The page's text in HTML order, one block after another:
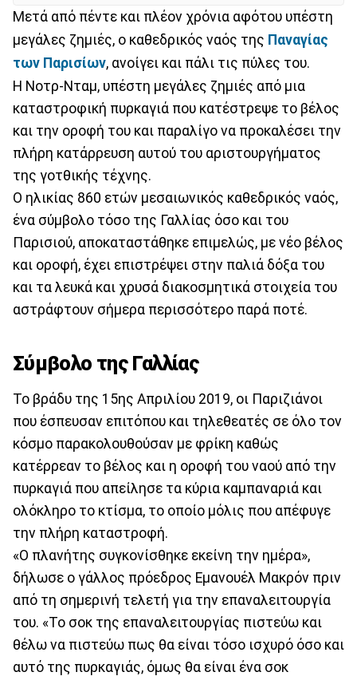
Μετά από πέντε και πλέον χρόνια αφότου υπέστη
μεγάλες ζημιές, ο καθεδρικός ναός της Παναγίας
των Παρισίων, ανοίγει και πάλι τις πύλες του.
Η Νοτρ-Νταμ, υπέστη μεγάλες ζημιές από μια
καταστροφική πυρκαγιά που κατέστρεψε το βέλος
και την οροφή του και παραλίγο να προκαλέσει την
πλήρη κατάρρευση αυτού του αριστουργήματος
της γοτθικής τέχνης.
Ο ηλικίας 860 ετών μεσαιωνικός καθεδρικός ναός,
ένα σύμβολο τόσο της Γαλλίας όσο και του
Παρισιού, αποκαταστάθηκε επιμελώς, με νέο βέλος
και οροφή, έχει επιστρέψει στην παλιά δόξα του
και τα λευκά και χρυσά διακοσμητικά στοιχεία του
αστράφτουν σήμερα περισσότερο παρά ποτέ.
Σύμβολο της Γαλλίας
Το βράδυ της 15ης Απριλίου 2019, οι Παριζιάνοι
που έσπευσαν επιτόπου και τηλεθεατές σε όλο τον
κόσμο παρακολουθούσαν με φρίκη καθώς
κατέρρεαν το βέλος και η οροφή του ναού από την
πυρκαγιά που απείλησε τα κύρια καμπαναριά και
ολόκληρο το κτίσμα, το οποίο μόλις που απέφυγε
την πλήρη καταστροφή.
«Ο πλανήτης συγκονίσθηκε εκείνη την ημέρα»,
δήλωσε ο γάλλος πρόεδρος Εμανουέλ Μακρόν πριν
από τη σημερινή τελετή για την επαναλειτουργία
του. «Το σοκ της επαναλειτουργίας πιστεύω και
θέλω να πιστεύω πως θα είναι τόσο ισχυρό όσο και
αυτό της πυρκαγιάς, όμως θα είναι ένα σοκ